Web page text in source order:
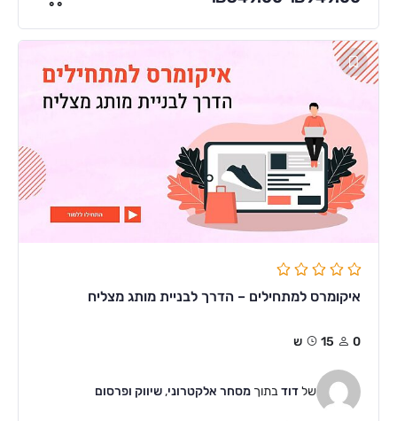
איקומרס למתחילים – הדרך לבניית מותג מצליח
0 15ש
שלדודבתוך מסחר אלקטרוני, שיווק ופרסום